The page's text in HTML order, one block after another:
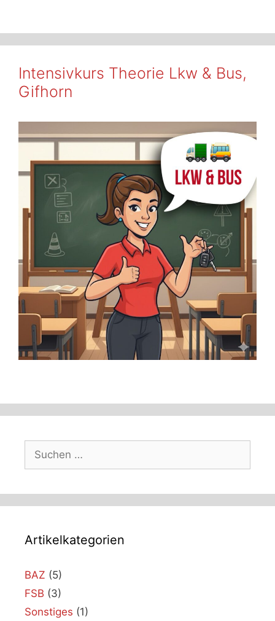
Intensivkurs Theorie Lkw & Bus,
Gifhorn
nach:
Artikelkategorien
BAZ (5)
FSB (3)
Sonstiges (1)